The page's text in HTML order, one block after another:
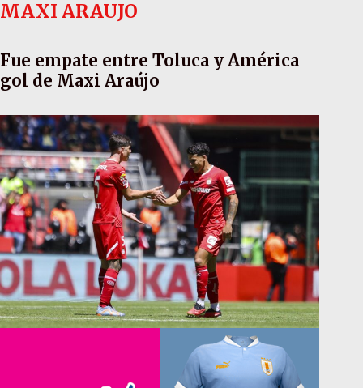
MAXI ARAUJO
Fue empate entre Toluca y América
gol de Maxi Araújo